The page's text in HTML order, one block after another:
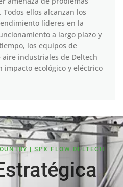
ellos alcanzan los
líderes en la
a largo plazo y
los equipos de
industriales de Deltech
impacto ecológico y eléctrico
| SPX FLOW DELTECH